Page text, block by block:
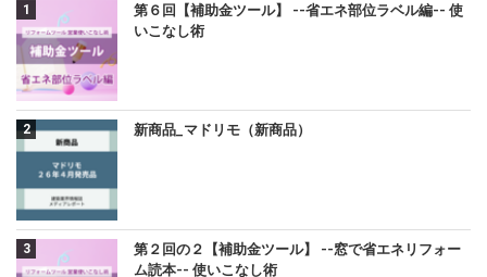
第６回【補助金ツール】 --省エネ部位ラベル編-- 使
いこなし術
新商品_マドリモ（新商品）
第２回の２【補助金ツール】 --窓で省エネリフォー
ム読本-- 使いこなし術